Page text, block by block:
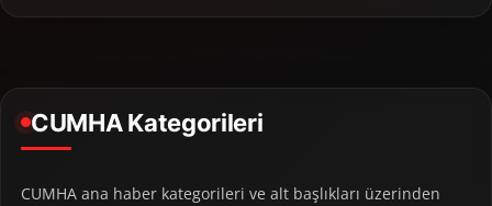
CUMHA Kategorileri
CUMHA ana haber kategorileri ve alt başlıkları üzerinden